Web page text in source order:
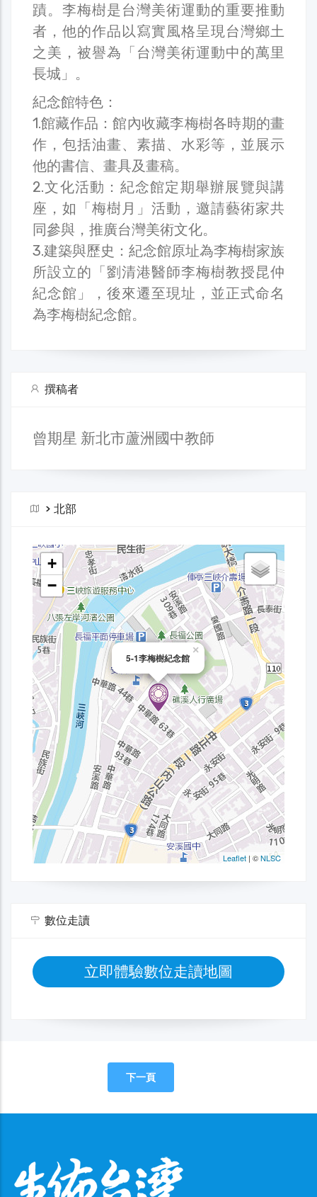
蹟。李梅樹是台灣美術運動的重要推動
者，他的作品以寫實風格呈現台灣鄉土
之美，被譽為「台灣美術運動中的萬里
長城」。
紀念館特色：
1.館藏作品：館內收藏李梅樹各時期的畫
作，包括油畫、素描、水彩等，並展示
他的書信、畫具及畫稿。
2.文化活動：紀念館定期舉辦展覽與講
座，如「梅樹月」活動，邀請藝術家共
同參與，推廣台灣美術文化。
3.建築與歷史：紀念館原址為李梅樹家族
所設立的「劉清港醫師李梅樹教授昆仲
紀念館」，後來遷至現址，並正式命名
為李梅樹紀念館。
撰稿者
曾期星 新北市蘆洲國中教師
> 北部
數位走讀
立即體驗數位走讀地圖
下一頁